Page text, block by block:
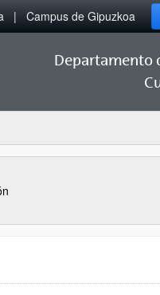
Campus de Gipuzkoa
Departamento